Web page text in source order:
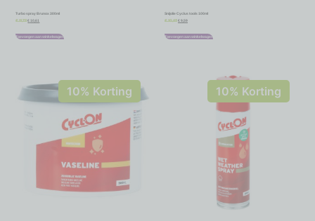
Turbo spray Brunox 300ml
€ 11,79 € 10,61
Toevoegen aan winkelwagen
Snijolie Cyclus tools 100ml
€ 10,65 € 9,59
Toevoegen aan winkelwagen
10% Korting 10% Korting